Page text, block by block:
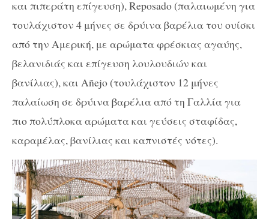
και πιπεράτη επίγευση),Reposado (παλαιωμένη για
τουλάχιστον 4 μήνες σε δρύινα βαρέλια του ουίσκι
από την Αμερική, με αρώματα φρέσκιας αγαύης,
βελανιδιάς και επίγευση λουλουδιών και
βανίλιας), και Añejo (τουλάχιστον 12 μήνες
παλαίωση σε δρύινα βαρέλια από τη Γαλλία για
πιο πολύπλοκα αρώματα και γεύσεις σταφίδας,
καραμέλας, βανίλιας και καπνιστές νότες).